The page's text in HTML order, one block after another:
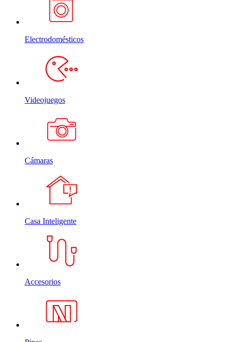
Electrodomésticos
Videojuegos
Cámaras
Casa Inteligente
Accesorios